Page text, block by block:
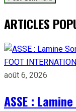
ARTICLES
FOOT
août 6, 2026
ASSE :